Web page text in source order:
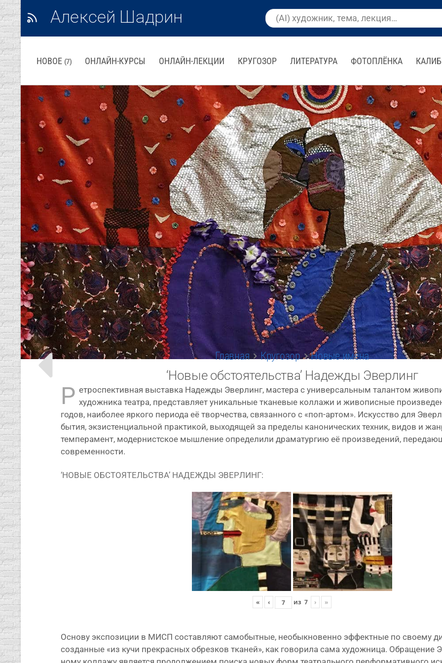
Алексей Шадрин
НОВОЕ (7) ОНЛАЙН-КУРСЫ ОНЛАЙН-ЛЕКЦИИ КРУГОЗОР ЛИТЕРАТУРА ФОТОПЛЁНКА
Главная Кругозор Новые имена
‘Новые обстоятельства’ Надежды Эверлинг
Р етро­спек­тив­ная выстав­ка Надежды Эверлинг, масте­ра с уни­вер­саль­ным талан­том
худож­ни­ка теат­ра, пред­став­ля­ет уни­каль­ные тка­не­вые кол­ла­жи и живо­пис­ные
годов, наи­бо­лее ярко­го пери­о­да её твор­че­ства, свя­зан­но­го с «поп-артом». Искусство для
бытия, экзи­стен­ци­аль­ной прак­ти­кой, выхо­дя­щей за пре­де­лы кано­ни­че­ских тех­ник, видов и
тем­пе­ра­мент, модер­нист­ское мыш­ле­ние опре­де­ли­ли дра­ма­тур­гию её про­из­ве­де­ний,
современности.
‘НОВЫЕ ОБСТОЯТЕЛЬСТВА’ НАДЕЖДЫ ЭВЕРЛИНГ:
« ‹ из 7 › »
Oснoву экc­пo­зи­ции в МИСП состав­ля­ют само­быт­ные, необык­но­вен­но эффект­ные по сво­е­му
создан­ные «из кучи пре­крас­ных обрез­ков тка­ней», как гово­ри­ла сама худож­ни­ца. Обращение